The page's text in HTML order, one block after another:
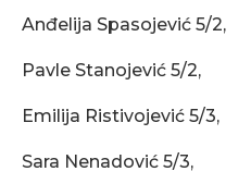
Anđelija Spasojević 5/2,
Pavle Stanojević 5/2,
Emilija Ristivojević 5/3,
Sara Nenadović 5/3,